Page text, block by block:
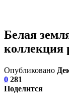
Белая
коллекция
Опубликовано
0 281
Поделится